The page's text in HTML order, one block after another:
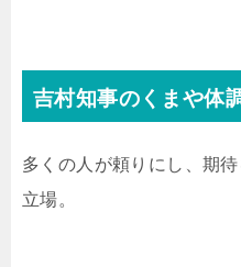
吉村知事のくまや体
多くの人が頼りにし、期
立場。